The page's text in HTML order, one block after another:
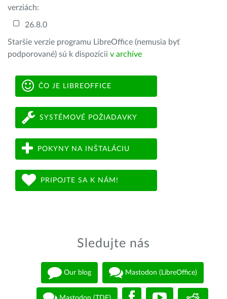
verziách:
26.8.0
Staršie verzie programu LibreOffice (nemusia byť
podporované) sú k dispozícii v archíve
ČO JE LIBREOFFICE
SYSTÉMOVÉ POŽIADAVKY
POKYNY NA INŠTALÁCIU
PRIPOJTE SA K NÁM!
Sledujte nás
Our blog Mastodon (LibreOffice)